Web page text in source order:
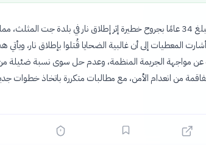
في 9 أغسطس 2026، أصيب شاب يبلغ 34 عامًا بجروح خطيرة إثر إطلاق نار في بلدة جت
المعطيات إلى أن غالبية الضحايا قُتلوا بإطلاق نار، ويأتي
عن مواجهة الجريمة المنظمة، وعدم حل سوى نسبة ضئيلة
من انعدام الأمن، مع مطالبات متكررة باتخاذ خطوات